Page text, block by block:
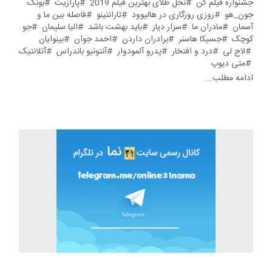
جشنواره فیلم کن
نخل طلای بهترین فیلم 2019 پارازیت
بونگ
جون_هو
روزی روزگاری در هالیوود تارانتینو
فاصله بین ما و
آسمان
مادران ما سزار دیاز باید بهشت باشد الیا سلیمان
جو
کوچک
جسیکا هاسنر برادران داردن احمد جوان
بینوایان
لاج لی
درد و افتخار پدرو آلمودوار آنتونیو باندراس
آتلانتیک
متی دیوپ
ادامه مطلب...